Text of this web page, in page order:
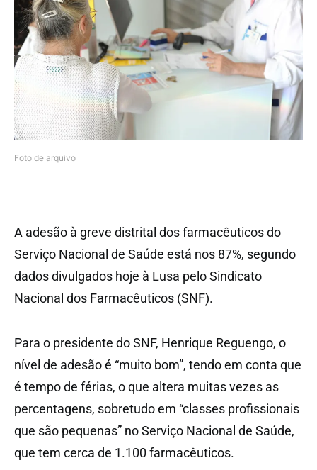
Foto de arquivo
A adesão à greve distrital dos farmacêuticos do
Serviço Nacional de Saúde está nos 87%, segundo
dados divulgados hoje à Lusa pelo Sindicato
Nacional dos Farmacêuticos (SNF).
Para o presidente do SNF, Henrique Reguengo, o
nível de adesão é “muito bom”, tendo em conta que
é tempo de férias, o que altera muitas vezes as
percentagens, sobretudo em “classes profissionais
que são pequenas” no Serviço Nacional de Saúde,
que tem cerca de 1.100 farmacêuticos.